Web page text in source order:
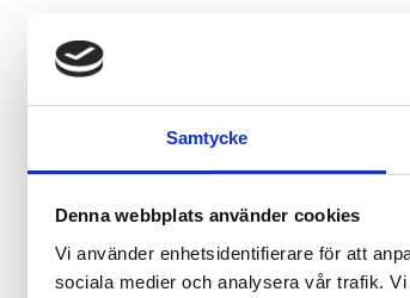
Samtycke
Denna webbplats använder cookies
Vi använder enhetsidentifierare för att
sociala medier och analysera vår trafik.